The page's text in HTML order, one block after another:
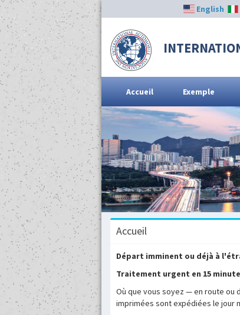
English
Accueil Exemple
Accueil
Départ imminent ou déjà à
Traitement urgent en 15
Où que vous soyez — en route ou
imprimées sont expédiées le jour